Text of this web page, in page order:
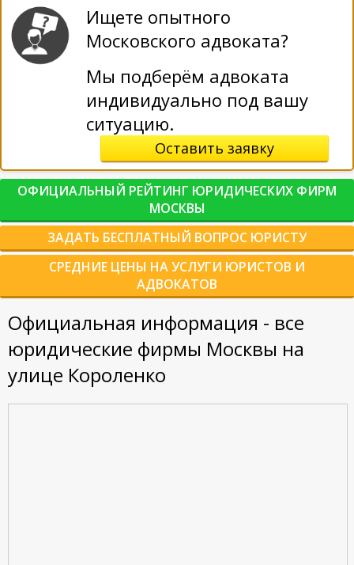
Ищете опытного
Московского адвоката?
Мы подберём адвоката
индивидуально под вашу
ситуацию.
Оставить заявку
ОФИЦИАЛЬНЫЙ РЕЙТИНГ ЮРИДИЧЕСКИХ ФИРМ
МОСКВЫ
ЗАДАТЬ БЕСПЛАТНЫЙ ВОПРОС ЮРИСТУ
СРЕДНИЕ ЦЕНЫ НА УСЛУГИ ЮРИСТОВ И
АДВОКАТОВ
Официальная информация - все
юридические фирмы Москвы на
улице Короленко